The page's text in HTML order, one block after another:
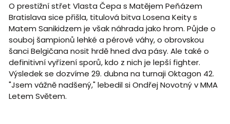
O prestižní střet Vlasta Čepa s Matějem Peňázem
Bratislava sice přišla, titulová bitva Losena Keity s
Matem Sanikidzem je však náhrada jako hrom. Půjde o
souboj šampionů lehké a pérové váhy, o obrovskou
šanci Belgičana nosit hrdě hned dva pásy. Ale také o
definitivní vyřízení sporů, kdo z nich je lepší fighter.
Výsledek se dozvíme 29. dubna na turnaji Oktagon 42.
"Jsem vážně nadšený," lebedil si Ondřej Novotný v MMA
Letem Světem.